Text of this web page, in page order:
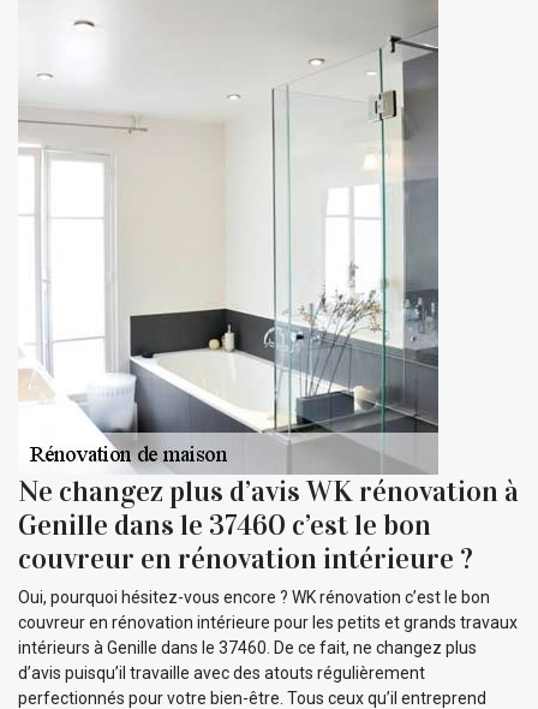
Ne changez plus d’avis WK rénovation à
Genille dans le 37460 c’est le bon
couvreur en rénovation intérieure ?
Oui, pourquoi hésitez-vous encore ? WK rénovation c’est le bon
couvreur en rénovation intérieure pour les petits et grands travaux
intérieurs à Genille dans le 37460. De ce fait, ne changez plus
d’avis puisqu’il travaille avec des atouts régulièrement
perfectionnés pour votre bien-être. Tous ceux qu’il entreprend